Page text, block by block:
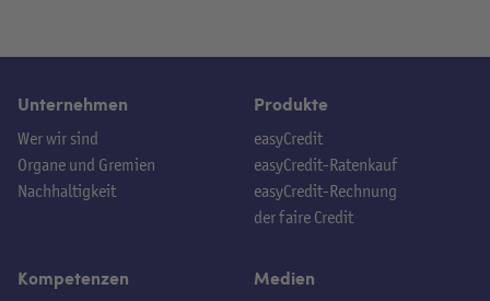
Unternehmen
Wer wir sind
Organe und Gremien
Nachhaltigkeit
Produkte
easyCredit
easyCredit-Ratenkauf
easyCredit-Rechnung
der faire Credit
Kompetenzen Medien